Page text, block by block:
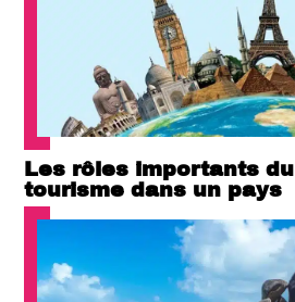
Les rôles importants du
tourisme dans un pays